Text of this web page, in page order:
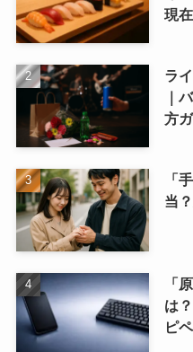
現在
ラ
｜
方
「
当
「
は
ピ